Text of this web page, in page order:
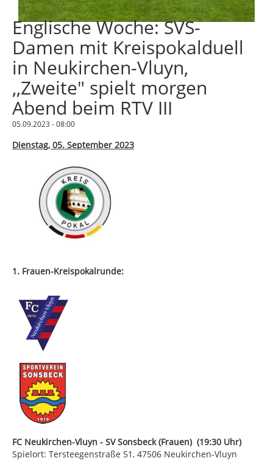
Englische Woche: SVS-
Damen mit Kreispokalduell
in Neukirchen-Vluyn,
,,Zweite" spielt morgen
Abend beim RTV III
05.09.2023 - 08:00
Dienstag, 05. September 2023
1. Frauen-Kreispokalrunde:
FC Neukirchen-Vluyn - SV Sonsbeck (Frauen) (19:30 Uhr)
Spielort: Tersteegenstraße 51, 47506 Neukirchen-Vluyn